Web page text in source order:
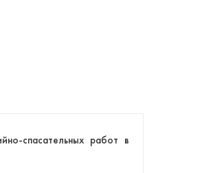
спасательных работ в